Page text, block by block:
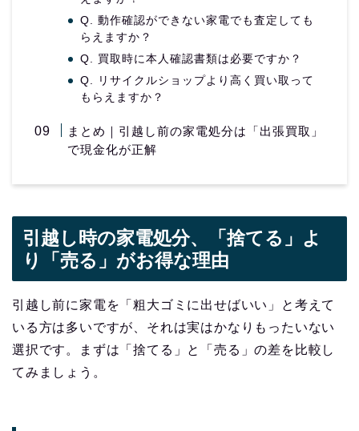
Q. 動作確認ができない家電でも査定しても
らえますか？
Q. 買取時に本人確認書類は必要ですか？
Q. リサイクルショップより高く買い取って
もらえますか？
まとめ｜引越し前の家電処分は「出張買取」
で現金化が正解
引越し時の家電処分、「捨てる」よ
り「売る」がお得な理由
引越し前に家電を「粗大ゴミに出せばいい」と考えて
いる方は多いですが、それは実はかなりもったいない
選択です。まずは「捨てる」と「売る」の差を比較し
てみましょう。